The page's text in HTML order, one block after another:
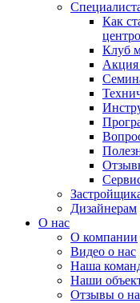
Как
Клуб
Дизайнерам
О нас
О компании
Видео о нас
Наша
Наши
Отзывы о